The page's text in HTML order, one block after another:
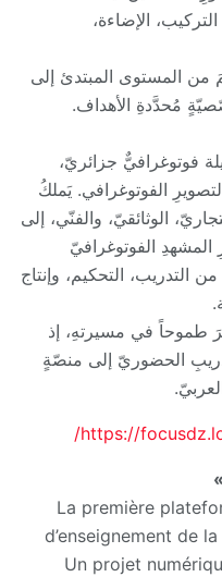
الإضاءة،
من المستوى المبتدئ إلى
مُحدَّدةِ الأهداف.
فوتوغرافيٌّ جزائريّ،
الفوتوغرافي. يَملكُ
الوثائقيّ، والفنّي، إلى
الفوتوغرافيّ
التدريب، التحكيم، وإنتاج
طموحاً في مسيرتهِ، إذ
الحضوريّ إلى منصّةٍ
https://
La première
d’enseignement de
Un projet